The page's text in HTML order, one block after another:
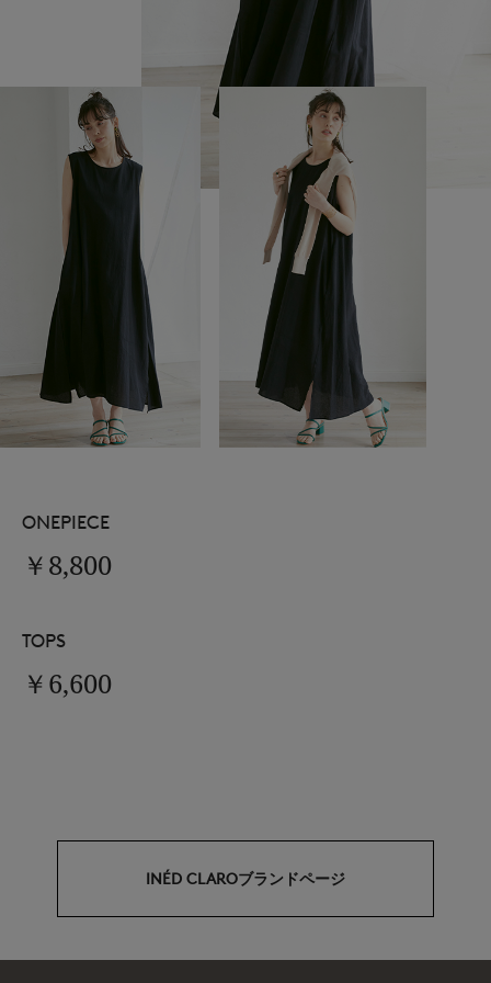
ONEPIECE
￥8,800
TOPS
￥6,600
INÉD CLAROブランドページ